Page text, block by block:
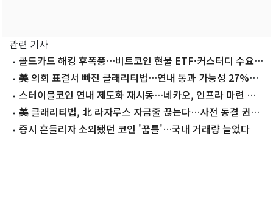
관련 기사
콜드카드 해킹 후폭풍…비트코인 현물 ETF·커스터디 수요
커진다
美 의회 표결서 빠진 클래리티법…연내 통과 가능성 27%
'뚝'스테이블코인 연내 제도화 재시동…네카오, 인프라 마련 속
도 美 클래리티법, 北 라자루스 자금줄 끊는다…사전 동결 권한
신설증시 흔들리자 소외됐던 코인 '꿈틀'…국내 거래량 늘었다